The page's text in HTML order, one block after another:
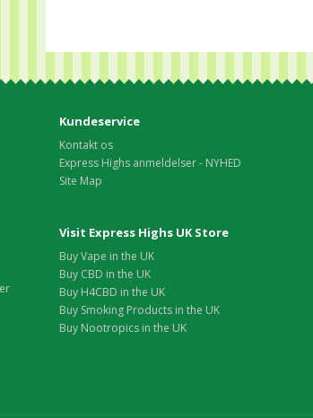
Kundeservice
Kontakt os
Express Highs anmeldelser - NYHED
Site Map
Visit Express Highs UK Store
Buy Vape in the UK
Buy CBD in the UK
Buy H4CBD in the UK
Buy Smoking Products in the UK
Buy Nootropics in the UK